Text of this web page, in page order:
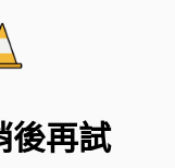
後再試